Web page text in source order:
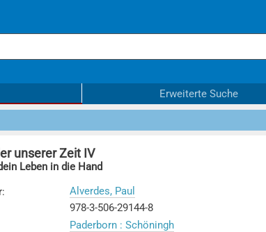
Erweiterte Suche
unserer Zeit IV
Leben in die Hand
:
Alverdes, Paul
978-3-506-29144-8
Paderborn : Schöningh